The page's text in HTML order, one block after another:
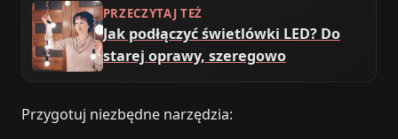
PRZECZYTAJ TEŻ
Jak podłączyć świetlówki LED? Do
starej oprawy, szeregowo
Przygotuj niezbędne narzędzia: